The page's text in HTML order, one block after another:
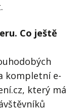
Co ještě
kompletní e-
který má